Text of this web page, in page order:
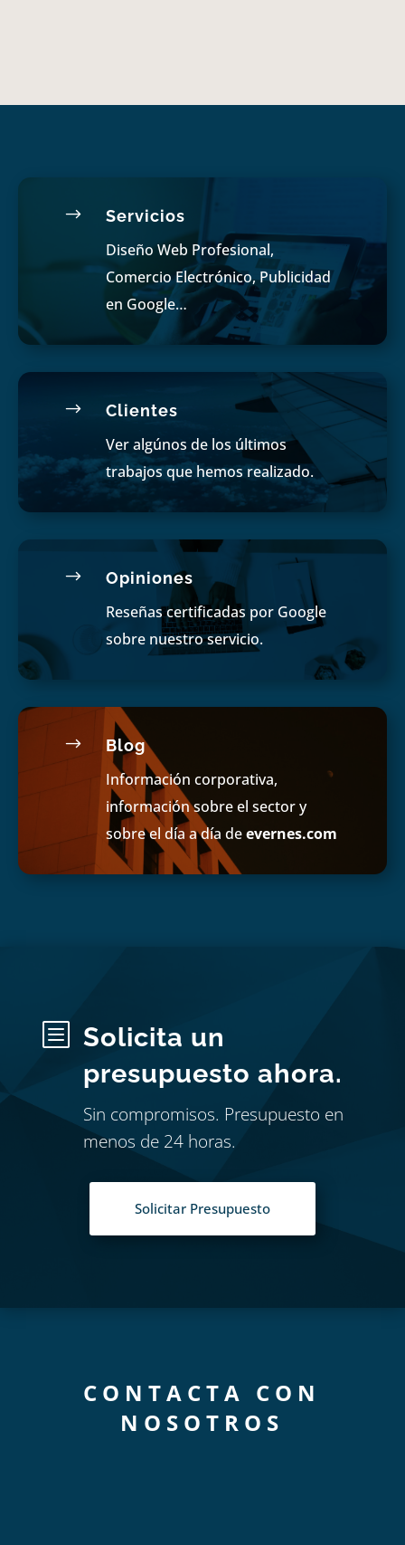
$ Servicios
Diseño Web Profesional,
Comercio Electrónico, Publicidad
en Google…
$ Clientes
Ver algúnos de los últimos
trabajos que hemos realizado.
$ Opiniones
Reseñas certificadas por Google
sobre nuestro servicio.
$ Blog
Información corporativa,
información sobre el sector y
sobre el día a día deevernes.com
b
Solicita un
presupuesto ahora.
Sin compromisos. Presupuesto en
menos de 24 horas.
Solicitar Presupuesto
CONTACTA CON
NOSOTROS